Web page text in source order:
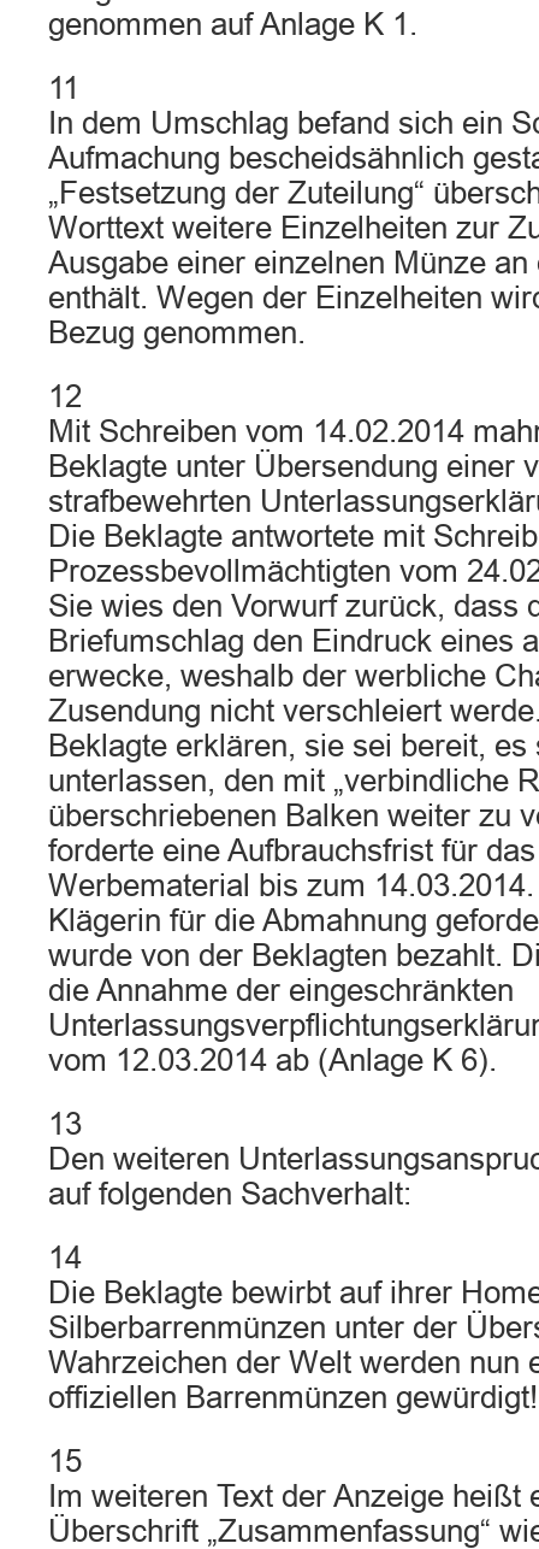
genommen auf Anlage K 1.
11
In dem Umschlag befand sich ein
Aufmachung bescheidsähnlich
„Festsetzung der Zuteilung“
Worttext weitere Einzelheiten zur
Ausgabe einer einzelnen Münze
enthält. Wegen der Einzelheiten
Bezug genommen.
12
Mit Schreiben vom 14.02.2014
Beklagte unter Übersendung einer
strafbewehrten
Die Beklagte antwortete mit
Prozessbevollmächtigten vom
Sie wies den Vorwurf zurück, dass
Briefumschlag den Eindruck eines
erwecke, weshalb der werbliche
Zusendung nicht verschleiert
Beklagte erklären, sie sei bereit,
unterlassen, den mit „verbindliche
überschriebenen Balken weiter zu
forderte eine Aufbrauchsfrist für
Werbematerial bis zum
Klägerin für die Abmahnung
wurde von der Beklagten bezahlt.
die Annahme der eingeschränkten
vom 12.03.2014 ab (Anlage K 6).
13
Den weiteren
auf folgenden Sachverhalt:
14
Die Beklagte bewirbt auf ihrer
Silberbarrenmünzen unter der
Wahrzeichen der Welt werden nun
offiziellen Barrenmünzen
15
Im weiteren Text der Anzeige heißt
Überschrift „Zusammenfassung“